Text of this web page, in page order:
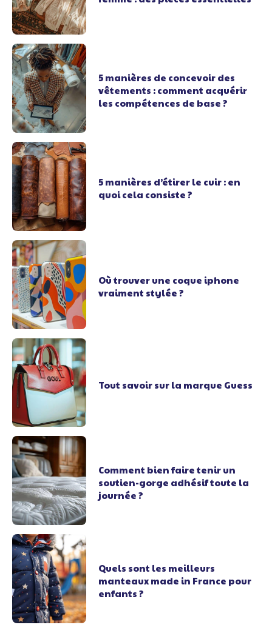
5 manières de concevoir des
vêtements : comment acquérir
les compétences de base ?
5 manières d’étirer le cuir : en
quoi cela consiste ?
Où trouver une coque iphone
vraiment stylée ?
Tout savoir sur la marque Guess
Comment bien faire tenir un
soutien-gorge adhésif toute la
journée ?
Quels sont les meilleurs
manteaux made in France pour
enfants ?